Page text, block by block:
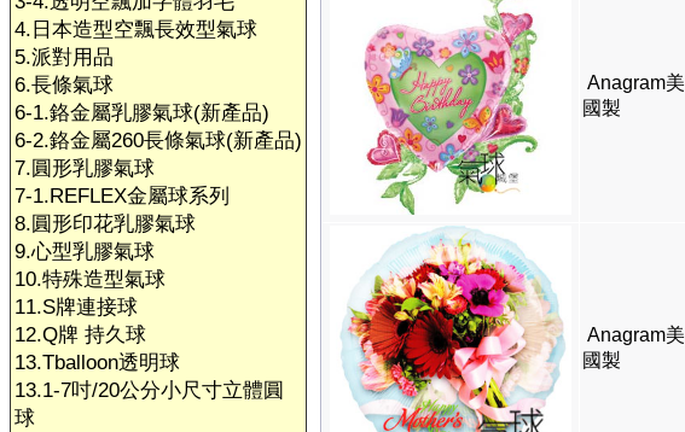
4.日本造型空飄長效型氣球
5.派對用品
6.長條氣球
6-1.鉻金屬乳膠氣球(新產品)
6-2.鉻金屬260長條氣球(新產品)
7.圓形乳膠氣球
7-1.REFLEX金屬球系列
8.圓形印花乳膠氣球
9.心型乳膠氣球
10.特殊造型氣球
11.S牌連接球
12.Q牌 持久球
13.Tballoon透明球
13.1-7吋/20公分小尺寸立體圓
球
Anagram美
國製
Anagram美
國製